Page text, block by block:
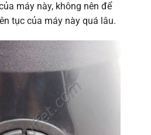
máy này, không nên để
tục của máy này quá lâu.